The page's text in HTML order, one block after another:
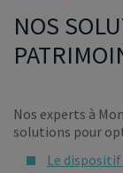
NOS
Nos experts à
solutions pour
Le